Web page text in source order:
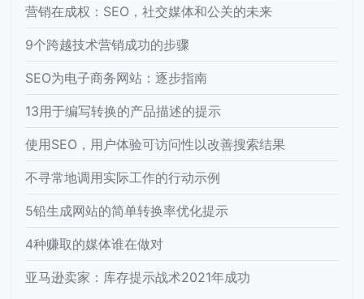
营销在成权：SEO，社交媒体和公关的未来
9个跨越技术营销成功的步骤
SEO为电子商务网站：逐步指南
13用于编写转换的产品描述的提示
使用SEO，用户体验可访问性以改善搜索结果
不寻常地调用实际工作的行动示例
5铅生成网站的简单转换率优化提示
4种赚取的媒体谁在做对
亚马逊卖家：库存提示战术2021年成功